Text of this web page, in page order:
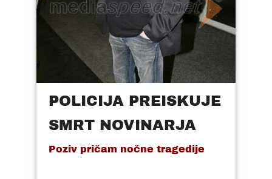
POLICIJA PREISKUJE
SMRT NOVINARJA
Poziv pričam nočne tragedije